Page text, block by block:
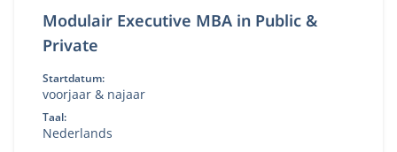
Modulair Executive MBA in Public &
Private
Startdatum:
voorjaar & najaar
Taal:
Nederlands